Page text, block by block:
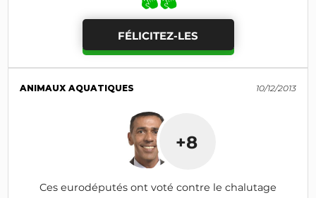
FÉLICITEZ-LES
ANIMAUX AQUATIQUES 10/12/2013
+8
Ces eurodéputés ont voté contre le chalutage